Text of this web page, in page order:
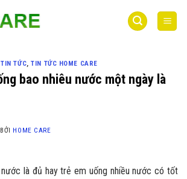
TIN TỨC,TIN TỨC HOME CARE
bao nhiêu nước một ngày là
BỞI HOME CARE
nước là đủ hay trẻ em uống nhiều nước có tốt